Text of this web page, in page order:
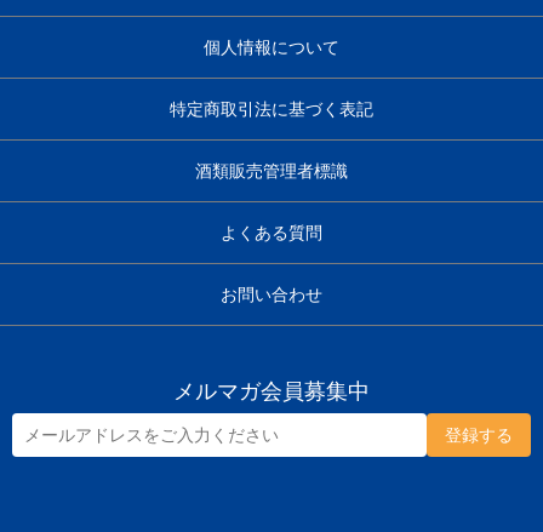
個人情報について
特定商取引法に基づく表記
酒類販売管理者標識
よくある質問
お問い合わせ
メルマガ会員募集中